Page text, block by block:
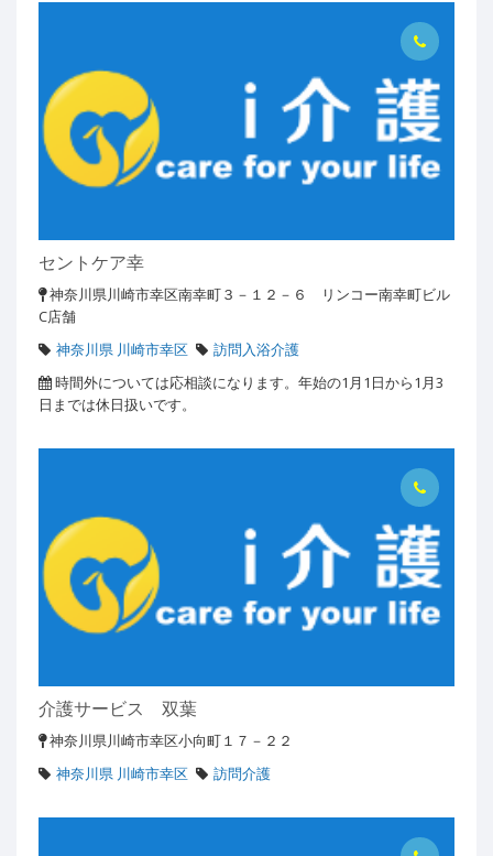
セントケア幸
神奈川県川崎市幸区南幸町３－１２－６ リンコー南幸町ビル
C店舗
神奈川県 川崎市幸区
訪問入浴介護
時間外については応相談になります。年始の1月1日から1月3
日までは休日扱いです。
介護サービス 双葉
神奈川県川崎市幸区小向町１７－２２
神奈川県 川崎市幸区
訪問介護